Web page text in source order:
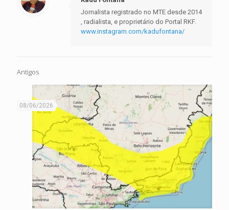
Jornalista registrado no MTE desde 2014
, radialista, e proprietário do Portal RKF.
www.instagram.com/kadufontana/
Antigos
08/06/2026